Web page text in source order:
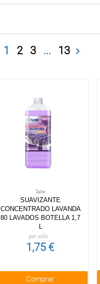
1 2 3 ... 13
Sabe
SUAVIZANTE
CONCENTRADO LAVANDA
80 LAVADOS BOTELLA 1,7
L
por sólo
1,75 €
Comprar